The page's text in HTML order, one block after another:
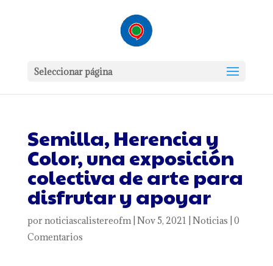
Seleccionar página
Semilla, Herencia y
Color, una exposición
colectiva de arte para
disfrutar y apoyar
por noticiascalistereofm| Nov 5, 2021 Noticias 0
Comentarios